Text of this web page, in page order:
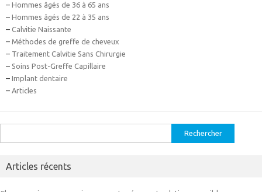
– Hommes âgés de 36 à 65 ans
– Hommes âgés de 22 à 35 ans
– Calvitie Naissante
– Méthodes de greffe de cheveux
– Traitement Calvitie Sans Chirurgie
– Soins Post-Greffe Capillaire
– Implant dentaire
– Articles
Articles récents